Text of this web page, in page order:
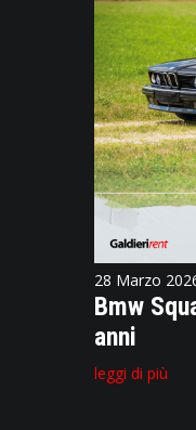
28 Marzo
Bmw
anni
leggi di più